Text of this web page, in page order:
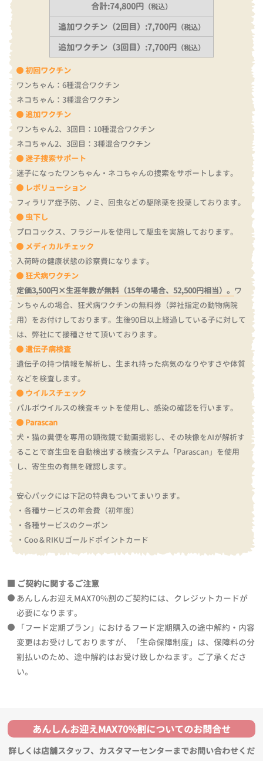
初回ワクチン
ワンちゃん：6種混合ワクチン
ネコちゃん：3種混合ワクチン
追加ワクチン
ワンちゃん2、3回目：10種混合ワクチン
ネコちゃん2、3回目：3種混合ワクチン
迷子捜索サポート
迷子になったワンちゃん・ネコちゃんの捜索をサポートします。
レボリューション
フィラリア症予防、ノミ、回虫などの駆除薬を投薬しております。
虫下し
プロコックス、フラジールを使用して駆虫を実施しております。
メディカルチェック
入荷時の健康状態の診察費になります。
狂犬病ワクチン
定価3,500円×生涯年数が無料（15年の場合、52,500円相当）。 ワ
ンちゃんの場合、狂犬病ワクチンの無料券（弊社指定の動物病院
用）をお付けしております。 生後90日以上経過している子に対して
は、弊社にて接種させて頂いております。
遺伝子病検査
遺伝子の持つ情報を解析し、生まれ持った病気のなりやすさや体質
などを検査します。
ウイルスチェック
パルボウイルスの検査キットを使用し、感染の確認を行います。
Parascan
犬・猫の糞便を専用の顕微鏡で動画撮影し、その映像をAIが解析す
ることで寄生虫を自動検出する検査システム「Parascan」を使用
し、寄生虫の有無を確認します。
安心パックには下記の特典もついてまいります。
・各種サービスの年会費（初年度）
・各種サービスのクーポン
・Coo＆RIKUゴールドポイントカード
合計:74,800円 （税込）
追加ワクチン（2回目）:7,700円 （税込）
追加ワクチン（3回目）:7,700円 （税込）
ご契約に関するご注意
あんしんお迎えMAX70%割のご契約には、クレジットカードが
必要になります。
「フード定期プラン」におけるフード定期購入の途中解約・内容
変更はお受けしておりますが、「生命保障制度」は、保障料の分
割払いのため、途中解約はお受け致しかねます。ご了承くださ
い。
あんしんお迎えMAX70%割についてのお問合せ
詳しくは店舗スタッフ、カスタマーセンターまでお問い合わせくだ